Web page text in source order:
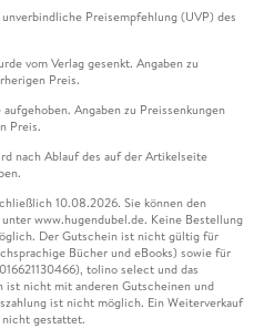
Preisempfehlung (UVP) des
vom Verlag gesenkt. Angaben zu
Preis.
Angaben zu Preissenkungen
Preis.
nach Ablauf des auf der Artikelseite
10.08.2026. Sie können den
www.hugendubel.de. Keine Bestellung
Der Gutschein ist nicht gültig für
Bücher und eBooks) sowie für
tolino select und das
ist nicht mit anderen Gutscheinen und
ist nicht möglich. Ein Weiterverkauf
nicht gestattet.